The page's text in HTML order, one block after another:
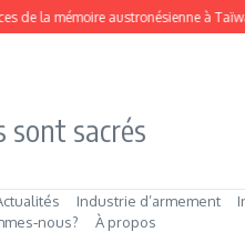
de la mémoire austronésienne à
sont sacrés
Industrie d’armement
À propos